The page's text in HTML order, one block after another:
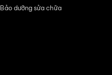
Bảo dưỡng sửa chữa